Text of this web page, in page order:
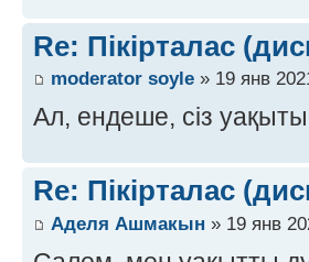
Re: Пікірталас
moderator soyle » 19 янв
Ал, ендеше, сіз
Re: Пікірталас
Аделя Ашмакын » 19 янв